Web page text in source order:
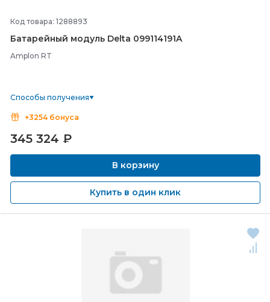
Код товара: 1288893
Батарейный модуль Delta 099114191A
Amplon RT
Способы получения
+3254 бонуса
345 324 ₽
В корзину
Купить в один клик